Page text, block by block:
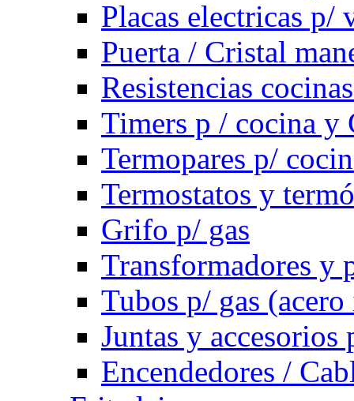
Placas electricas p/
Puerta / Cristal
Resistencias
Timers p / cocina y
Termopares p/
Termostatos y
Grifo p/ gas
Transformadores y
Tubos p/ gas
Juntas y accesorios
Encendedores /